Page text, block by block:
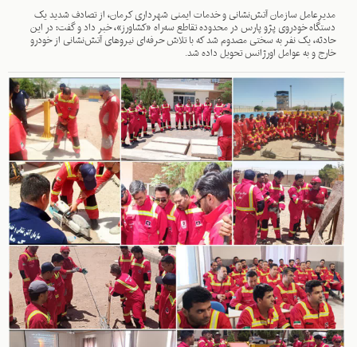
مدیرعامل سازمان آتش‌نشانی و خدمات ایمنی شهرداری کرمان، از تصادف شدید یک
دستگاه خودروی پژو پارس در محدوده تقاطع سه‌راه «کشاورز»، خبر داد و گفت: در این
حادثه، یک نفر به سختی مصدوم شد که با تلاش حرفه‌ای نیروهای آتش‌نشانی از خودرو
خارج و به عوامل اورژانس تحویل داده شد.